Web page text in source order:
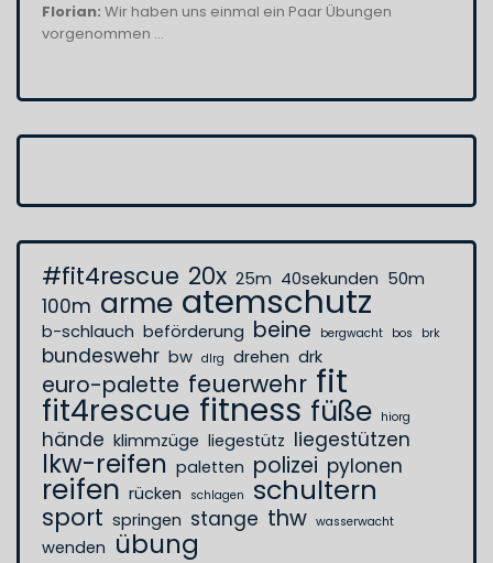
Florian: Wir haben uns einmal ein Paar Übungen
vorgenommen ...
#fit4rescue 20x 25m 40sekunden 50m
100m arme atemschutz
b-schlauch beförderung beine bergwacht bos brk
bundeswehr bw dlrg drehen drk
euro-palette feuerwehr fit
fit4rescue fitness füße hiorg
hände klimmzüge liegestütz liegestützen
lkw-reifen paletten polizei pylonen
reifen rücken schlagen schultern
sport springen stange thw wasserwacht
wenden übung